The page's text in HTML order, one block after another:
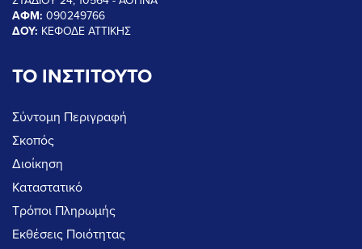
ΑΦΜ: 090249766
ΔΟΥ: ΚΕΦΟΔΕ ΑΤΤΙΚΗΣ
ΤΟ ΙΝΣΤΙΤΟΥΤΟ
Σύντομη Περιγραφή
Σκοπός
Διοίκηση
Καταστατικό
Τρόποι Πληρωμής
Εκθέσεις Ποιότητας